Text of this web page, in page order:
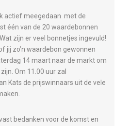
actief meegedaan met de
één van de 20 waardebonnen
zijn er veel bonnetjes ingevuld!
jij zo’n waardebon gewonnen
14 maart naar de markt om
Om 11.00 uur zal
Kats de prijswinnaars uit de vele
bedanken voor de komst en